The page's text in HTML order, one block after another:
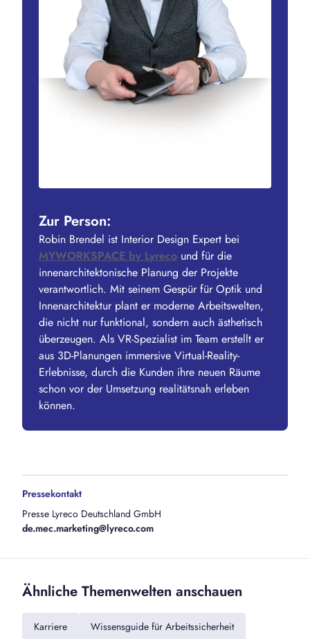
Zur Person:
Robin Brendel ist Interior Design Expert bei
MYWORKSPACE by Lyreco und für die
innenarchitektonische Planung der Projekte
verantwortlich. Mit seinem Gespür für Optik und
Innenarchitektur plant er moderne Arbeitswelten,
die nicht nur funktional, sondern auch ästhetisch
überzeugen. Als VR-Spezialist im Team erstellt er
aus 3D-Planungen immersive Virtual-Reality-
Erlebnisse, durch die Kunden ihre neuen Räume
schon vor der Umsetzung realitätsnah erleben
können.
Pressekontakt
Presse Lyreco Deutschland GmbH
de.mec.marketing@lyreco.com
Ähnliche Themenwelten anschauen
Karriere
Wissensguide für Arbeitssicherheit